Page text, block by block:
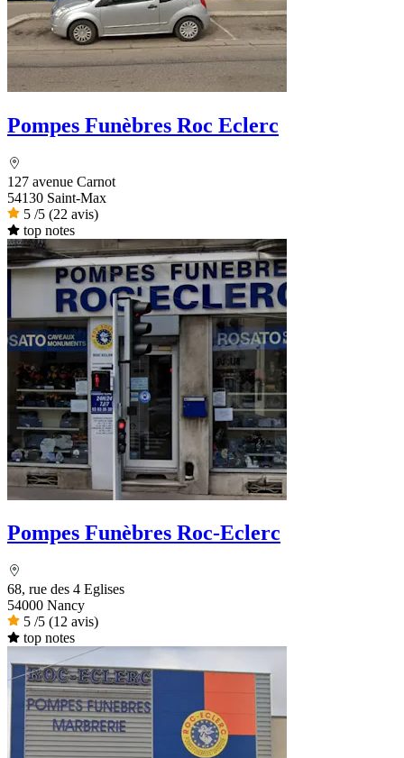
Pompes Funèbres Roc Eclerc
127 avenue Carnot
54130 Saint-Max
5 /5 (22 avis)
top notes
Pompes Funèbres Roc-Eclerc
68, rue des 4 Eglises
54000 Nancy
5 /5 (12 avis)
top notes